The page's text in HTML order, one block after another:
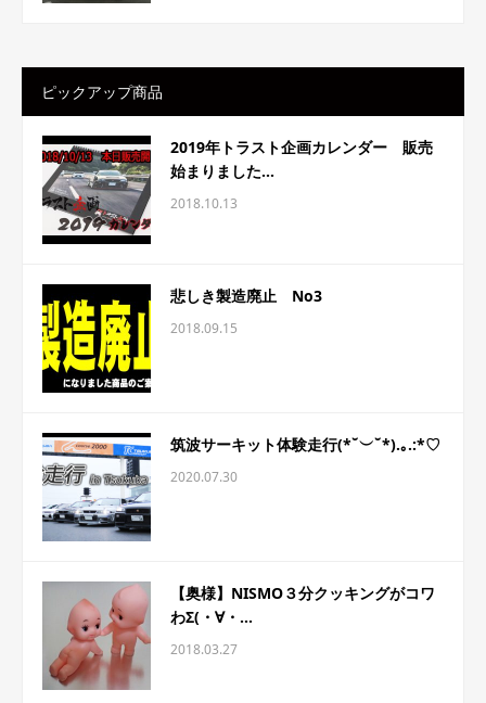
ピックアップ商品
2019年トラスト企画カレンダー 販売
始まりました...
2018.10.13
悲しき製造廃止 No3
2018.09.15
筑波サーキット体験走行(*˘︶˘*).｡.:*♡
2020.07.30
【奥様】NISMO３分クッキングがコワ
わΣ(・∀・...
2018.03.27